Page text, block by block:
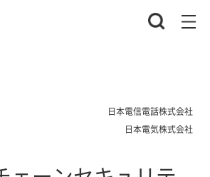
日本電信電話株式会社
日本電気株式会社